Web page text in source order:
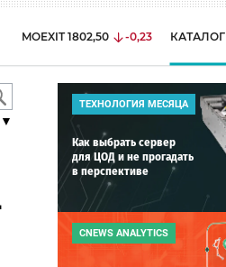
MOEXIT 1802,50 -0,23 КАТАЛОГ
ТЕХНОЛОГИЯ МЕСЯЦА
Как выбрать сервер
для ЦОД и не прогадать
в перспективе
CNEWS ANALYTICS